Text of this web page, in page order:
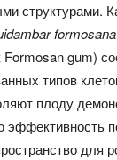
структурами.
formosana
Formosan gum)
типов
плоду
для